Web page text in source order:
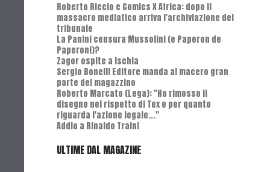
Roberto Riccio e Comics X Africa: dopo il
massacro mediatico arriva l'archiviazione del
tribunale
La Panini censura Mussolini (e Paperon de
Paperoni)?
Zagor ospite a Ischia
Sergio Bonelli Editore manda al macero gran
parte del magazzino
Roberto Marcato (Lega): "Ho rimosso il
disegno nel rispetto di Tex e per quanto
riguarda l'azione legale..."
Addio a Rinaldo Traini
ULTIME DAL MAGAZINE